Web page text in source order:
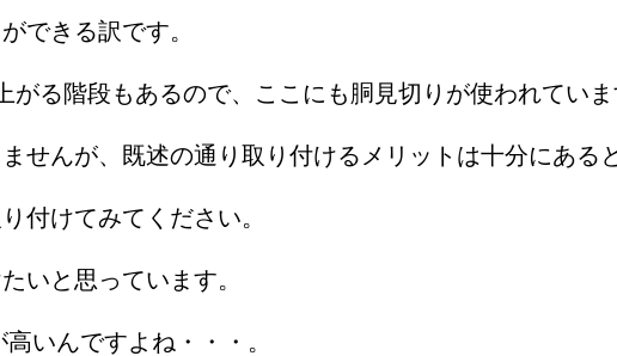
できる訳です。
る階段もあるので、ここにも胴見切りが使われていま
せんが、既述の通り取り付けるメリットは十分にある
付けてみてください。
いと思っています。
いんですよね・・・。